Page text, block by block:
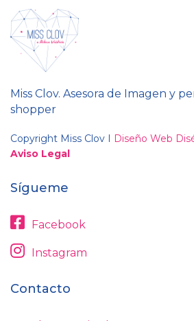
Miss Clov. Asesora de Imagen y
shopper
Copyright Miss Clov I Diseño Web
Aviso Legal
Sígueme
Facebook
Instagram
Contacto